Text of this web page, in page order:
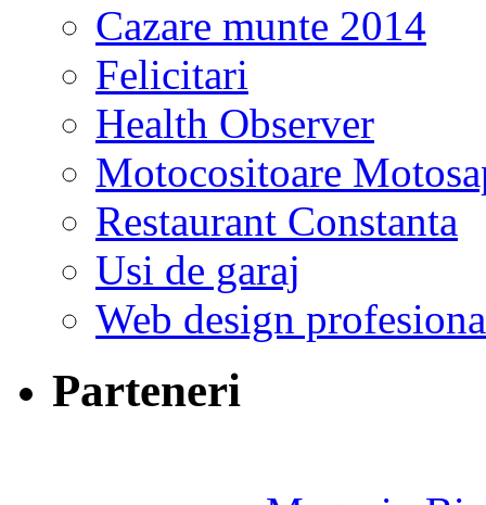
Cazare munte 2014
Felicitari
Health Observer
Motocositoare
Restaurant Constanta
Usi de garaj
Web design
Parteneri